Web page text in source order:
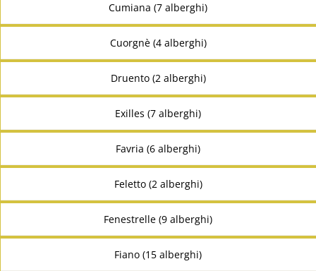
Cumiana (7 alberghi)
Cuorgnè (4 alberghi)
Druento (2 alberghi)
Exilles (7 alberghi)
Favria (6 alberghi)
Feletto (2 alberghi)
Fenestrelle (9 alberghi)
Fiano (15 alberghi)